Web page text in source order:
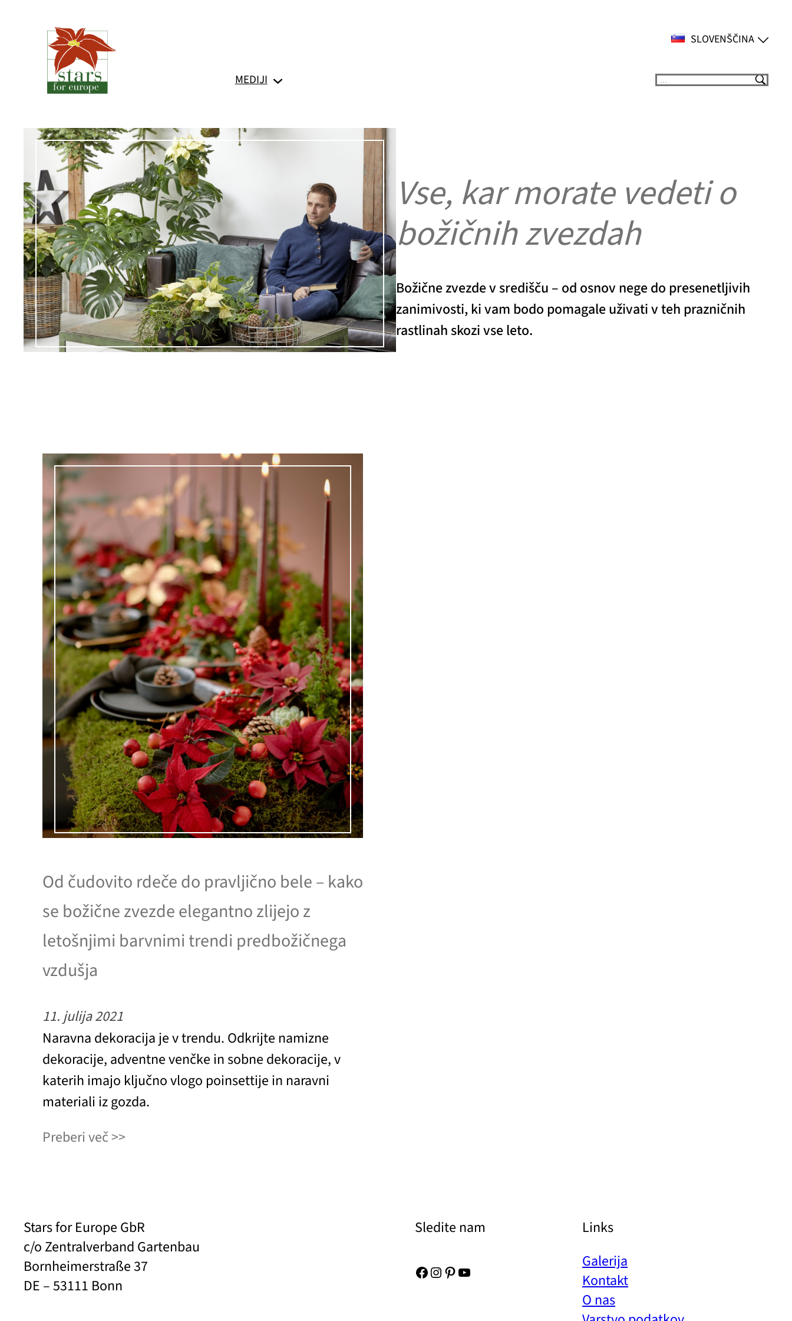
SLOVENŠČINA
MEDIJI Suchen
Vse, kar morate vedeti o
božičnih zvezdah
Božične zvezde v središču – od osnov nege do presenetljivih
zanimivosti, ki vam bodo pomagale uživati v teh prazničnih
rastlinah skozi vse leto.
Od čudovito rdeče do pravljično bele – kako
se božične zvezde elegantno zlijejo z
letošnjimi barvnimi trendi predbožičnega
vzdušja
11. julija 2021
Naravna dekoracija je v trendu. Odkrijte namizne
dekoracije, adventne venčke in sobne dekoracije, v
katerih imajo ključno vlogo poinsettije in naravni
materiali iz gozda.
Preberi več
Stars for Europe GbR
c/o Zentralverband Gartenbau
Bornheimerstraße 37
DE – 53111 Bonn
Sledite nam
Facebook Instagram Pinterest YouTube
Links
Galerija
Kontakt
O nas